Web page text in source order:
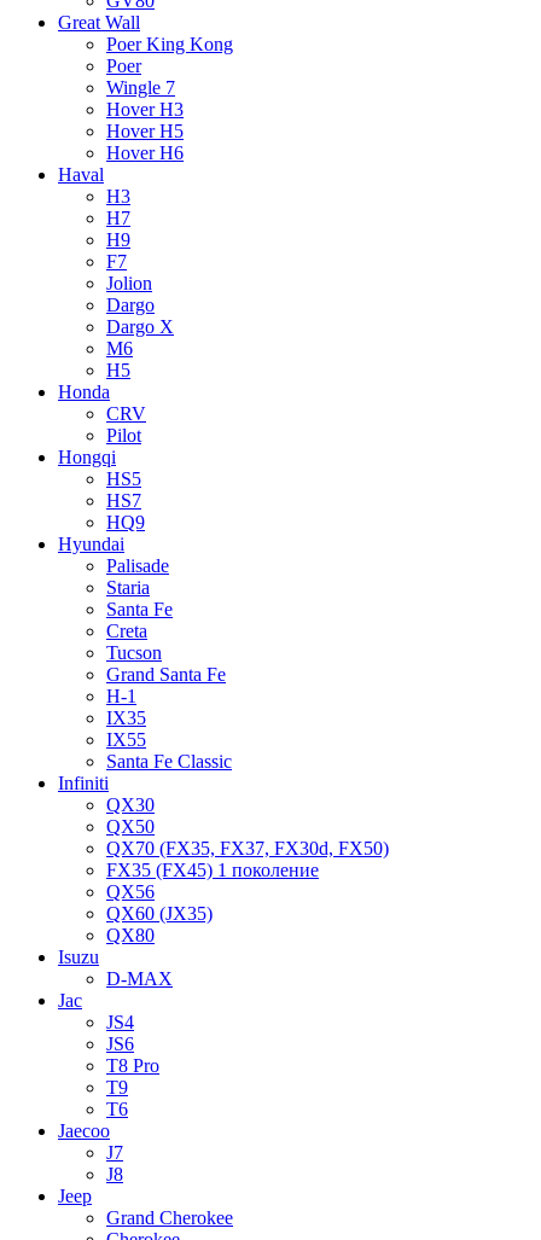
Great Wall
Poer King Kong
Poer
Wingle 7
Hover H3
Hover H5
Hover H6
Haval
H3
H7
H9
F7
Jolion
Dargo
Dargo X
M6
H5
Honda
CRV
Pilot
Hongqi
HS5
HS7
HQ9
Hyundai
Palisade
Staria
Santa Fe
Creta
Tucson
Grand Santa Fe
H-1
IX35
IX55
Santa Fe Classic
Infiniti
QX30
QX50
QX70 (FX35, FX37, FX30d, FX50)
FX35 (FX45) 1 поколение
QX56
QX60 (JX35)
QX80
Isuzu
D-MAX
Jac
JS4
JS6
T8 Pro
T9
T6
Jaecoo
J7
J8
Jeep
Grand Cherokee